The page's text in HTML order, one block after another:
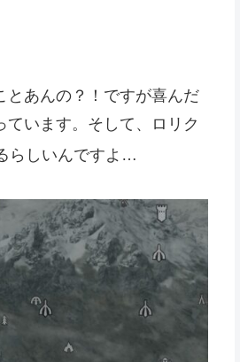
とあんの？！ですが喜んだ
います。そして、ロリク
らしいんですよ…